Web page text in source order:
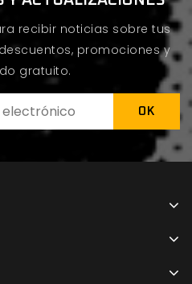
recibir noticias sobre tus
promociones y
gratuito.